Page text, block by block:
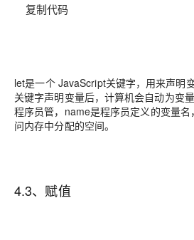
复制代码
let是一个 JavaScript关键字，用来声明
关键字声明变量后，计算机会自动为变
程序员管，name是程序员定义的变量
问内存中分配的空间。
4.3、赋值